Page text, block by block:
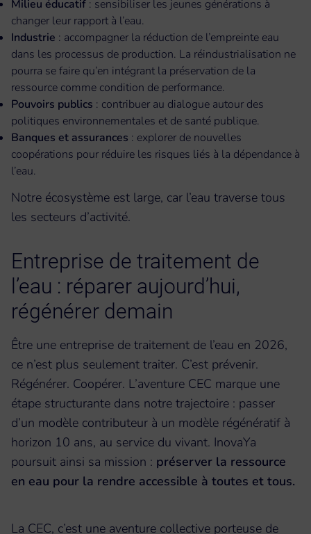
Milieu éducatif : sensibiliser les jeunes générations à
changer leur rapport à l’eau.
Industrie : accompagner la réduction de l’empreinte eau
dans les processus de production. La réindustrialisation ne
pourra se faire qu’en intégrant la préservation de la
ressource comme condition de performance.
Pouvoirs publics : contribuer au dialogue autour des
politiques environnementales et de santé publique.
Banques et assurances : explorer de nouvelles
coopérations pour réduire les risques liés à la dépendance à
l’eau.
Notre écosystème est large, car l’eau traverse tous
les secteurs d’activité.
Entreprise de traitement de
l’eau : réparer aujourd’hui,
régénérer demain
Être une entreprise de traitement de l’eau en 2026,
ce n’est plus seulement traiter. C’est prévenir.
Régénérer. Coopérer. L’aventure CEC marque une
étape structurante dans notre trajectoire : passer
d’un modèle contributeur à un modèle régénératif à
horizon 10 ans, au service du vivant. InovaYa
poursuit ainsi sa mission : préserver la ressource
en eau pour la rendre accessible à toutes et tous.
La CEC, c’est une aventure collective porteuse de